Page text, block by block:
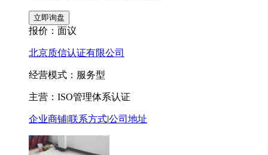
报价： 面议
北京质信认证有限公司
经营模式：服务型
主营：ISO管理体系认证
企业商铺|联系方式|公司地址